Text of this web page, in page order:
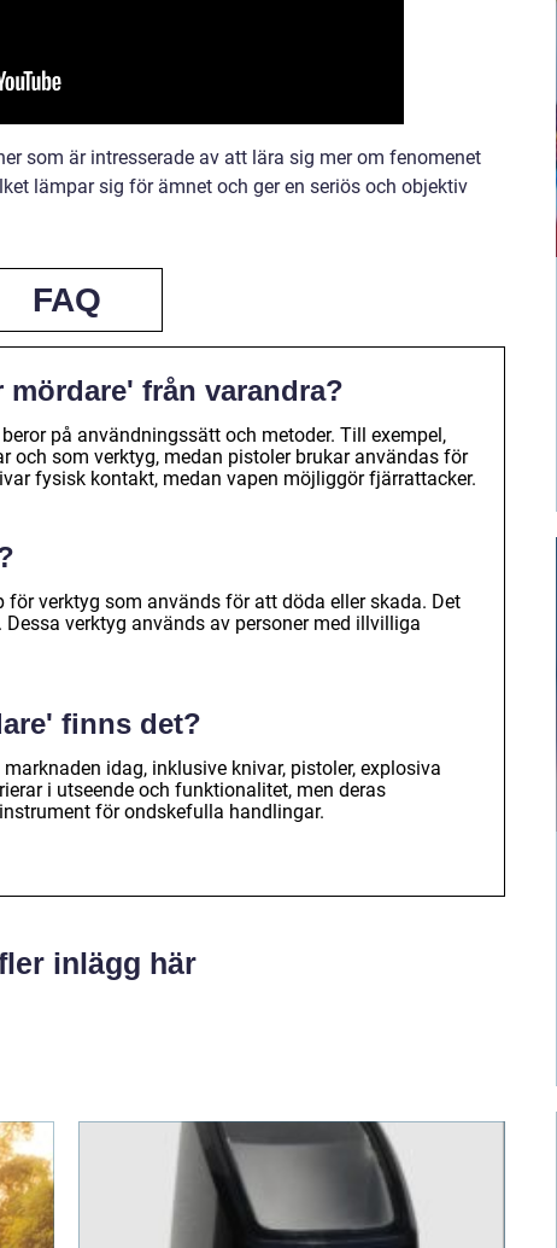
som är intresserade av att lära sig mer om fenomenet
lämpar sig för ämnet och ger en seriös och objektiv
FAQ
från varandra?
på användningssätt och metoder. Till exempel,
och som verktyg, medan pistoler brukar användas för
fysisk kontakt, medan vapen möjliggör fjärrattacker.
för verktyg som används för att döda eller skada. Det
verktyg används av personer med illvilliga
finns det?
idag, inklusive knivar, pistoler, explosiva
i utseende och funktionalitet, men deras
för ondskefulla handlingar.
inlägg här